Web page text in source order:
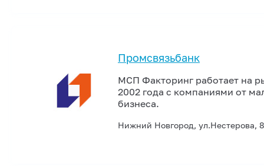
Промсвязьбанк
МСП Факторинг работает на
2002 года с компаниями от
бизнеса.
Нижний Новгород, ул.Нестерова, 8